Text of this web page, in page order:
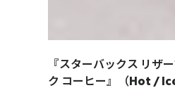
『スターバックス リザー
ク コーヒー』（Hot /